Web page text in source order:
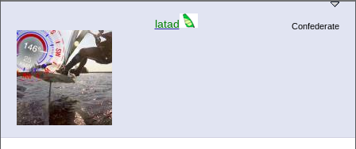
latad Confederate